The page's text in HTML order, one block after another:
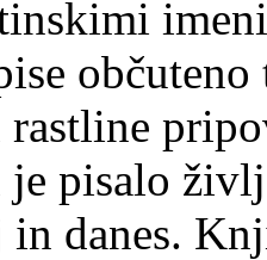
pisalo
in danes.